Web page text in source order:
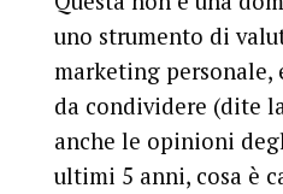
uno strumento di
marketing personale,
da condividere (dite
anche le opinioni
ultimi 5 anni, cosa è